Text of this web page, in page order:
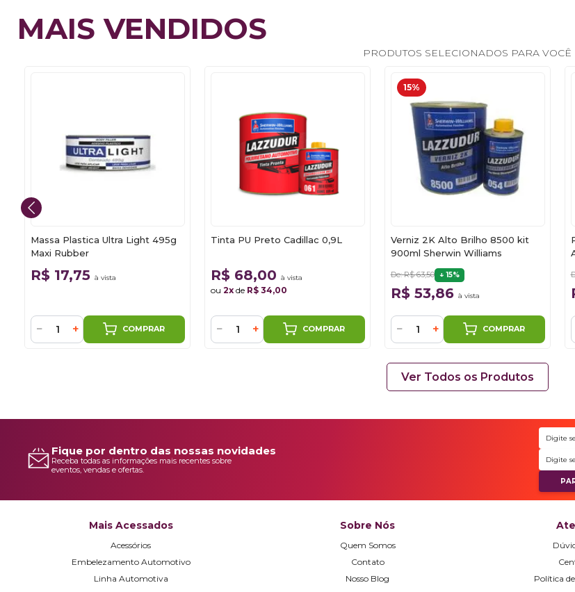
MAIS VENDIDOS
PRODUTOS SELECIONADOS PARA VOCÊ
Massa Plastica Ultra Light 495g
Maxi Rubber
R$ 17,75 à vista
− + COMPRAR
Tinta PU Preto Cadillac 0,9L
R$ 68,00 à vista
ou 2xde R$ 34,00
− + COMPRAR
15%
Verniz 2K Alto Brilho 8500 kit
900ml Sherwin Williams
De: R$ 63,50 15%
R$ 53,86 à vista
− + COMPRAR
Ver Todos os Produtos
Fique por dentro das nossas novidades
Receba todas as informações mais recentes sobre
eventos, vendas e ofertas.
Mais Acessados
Acessórios
Embelezamento Automotivo
Linha Automotiva
Sobre Nós
Quem Somos
Contato
Nosso Blog
Política